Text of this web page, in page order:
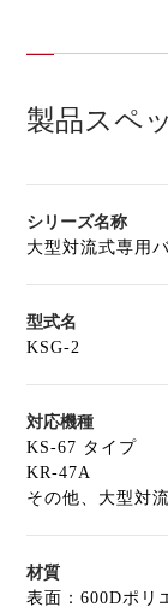
製品スペ
シリーズ名称
大型対流式専用
型式名
KSG-2
対応機種
KS-67 タイプ
KR-47A
その他、大型対
材質
表面：600Dポリ